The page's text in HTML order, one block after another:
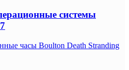
системы
часы Boulton Death Stranding